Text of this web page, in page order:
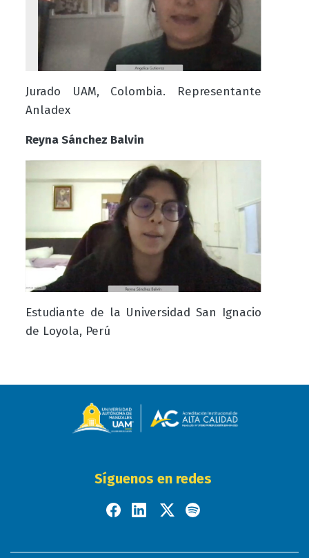
Jurado UAM, Colombia. Representante
Anladex
Reyna Sánchez Balvin
Estudiante de la Universidad San Ignacio
de Loyola, Perú
Síguenos en redes